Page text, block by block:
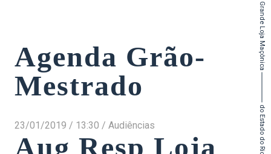
Grande Loja Maçônica
Agenda Grão-
Mestrado
23/01/2019 / 13:30 / Audiências
Aug Resp Loja